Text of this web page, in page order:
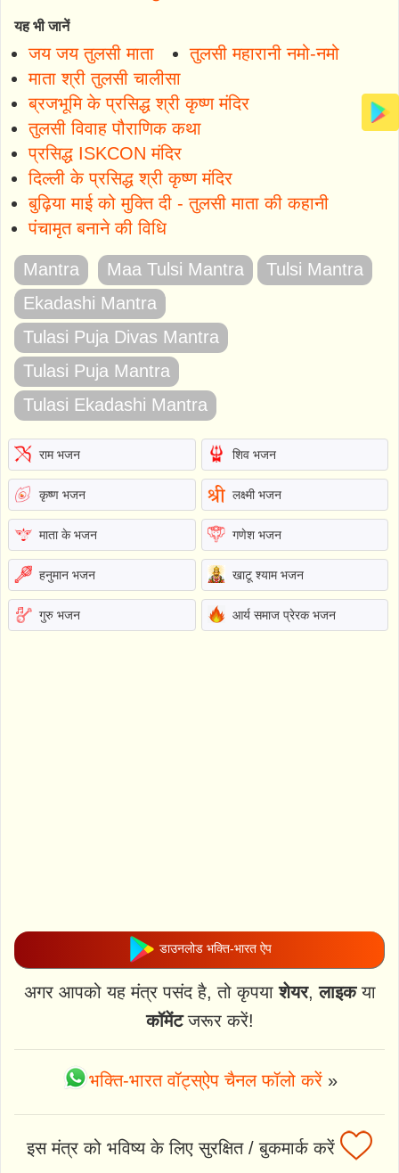
यह भी जानें
जय जय तुलसी माता
तुलसी महारानी नमो-नमो
माता श्री तुलसी चालीसा
ब्रजभूमि के प्रसिद्ध श्री कृष्ण मंदिर
तुलसी विवाह पौराणिक कथा
प्रसिद्ध ISKCON मंदिर
दिल्ली के प्रसिद्ध श्री कृष्ण मंदिर
बुढ़िया माई को मुक्ति दी - तुलसी माता की कहानी
पंचामृत बनाने की विधि
Mantra Maa Tulsi Mantra
Tulsi Mantra
Ekadashi Mantra
Tulasi Puja Divas Mantra
Tulasi Puja Mantra
Tulasi Ekadashi Mantra
राम भजन शिव भजन
कृष्ण भजन लक्ष्मी भजन
माता के भजन गणेश भजन
हनुमान भजन खाटू श्याम भजन
गुरु भजन आर्य समाज प्रेरक भजन
डाउनलोड भक्ति-भारत ऐप
अगर आपको यह मंत्र पसंद है, तो कृपयाशेयर,लाइकया
कॉमेंटजरूर करें!
भक्ति-भारत वॉट्स्ऐप चैनल फॉलो करें»
इस मंत्र को भविष्य के लिए सुरक्षित / बुकमार्क करें